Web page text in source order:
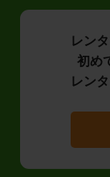
レン
初め
レン